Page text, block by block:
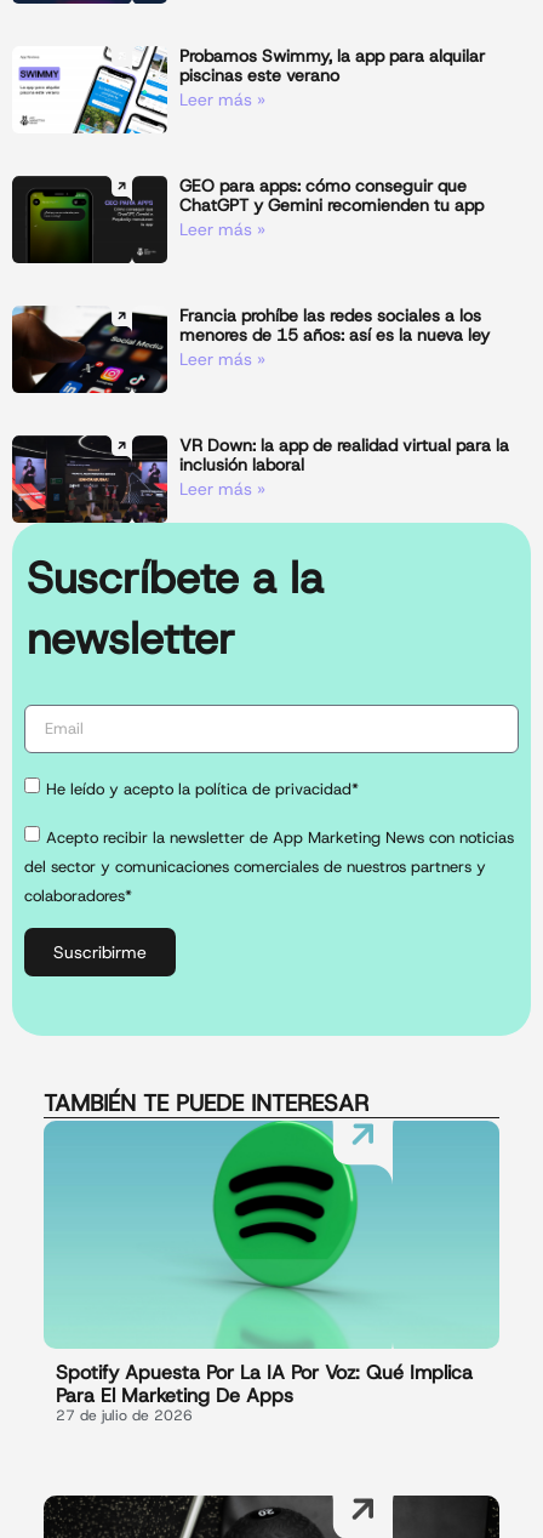
Probamos Swimmy, la app para alquilar
piscinas este verano
Leer más »
GEO para apps: cómo conseguir que
ChatGPT y Gemini recomienden tu app
Leer más »
Francia prohíbe las redes sociales a los
menores de 15 años: así es la nueva ley
Leer más »
VR Down: la app de realidad virtual para la
inclusión laboral
Leer más »
Suscríbete a la
newsletter
He leído y acepto la política de privacidad*
Acepto recibir la newsletter de App Marketing News con noticias
del sector y comunicaciones comerciales de nuestros partners y
colaboradores*
Suscribirme
TAMBIÉN TE PUEDE INTERESAR
Spotify Apuesta Por La IA Por Voz: Qué Implica
Para El Marketing De Apps
27 de julio de 2026